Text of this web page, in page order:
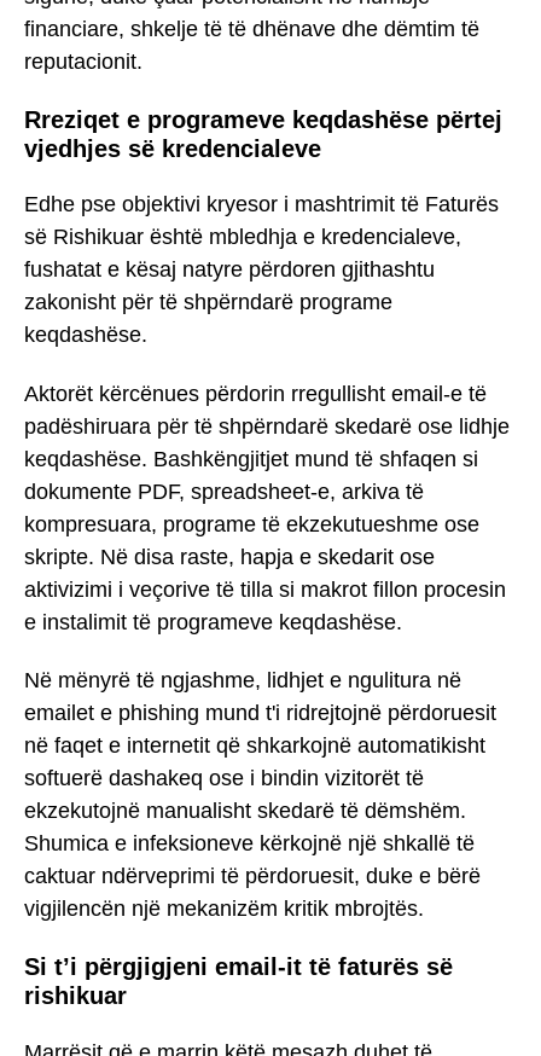
financiare, shkelje të të dhënave dhe dëmtim të
reputacionit.
Rreziqet e programeve keqdashëse përtej
vjedhjes së kredencialeve
Edhe pse objektivi kryesor i mashtrimit të Faturës
së Rishikuar është mbledhja e kredencialeve,
fushatat e kësaj natyre përdoren gjithashtu
zakonisht për të shpërndarë programe
keqdashëse.
Aktorët kërcënues përdorin rregullisht email-e të
padëshiruara për të shpërndarë skedarë ose lidhje
keqdashëse. Bashkëngjitjet mund të shfaqen si
dokumente PDF, spreadsheet-e, arkiva të
kompresuara, programe të ekzekutueshme ose
skripte. Në disa raste, hapja e skedarit ose
aktivizimi i veçorive të tilla si makrot fillon procesin
e instalimit të programeve keqdashëse.
Në mënyrë të ngjashme, lidhjet e ngulitura në
emailet e phishing mund t'i ridrejtojnë përdoruesit
në faqet e internetit që shkarkojnë automatikisht
softuerë dashakeq ose i bindin vizitorët të
ekzekutojnë manualisht skedarë të dëmshëm.
Shumica e infeksioneve kërkojnë një shkallë të
caktuar ndërveprimi të përdoruesit, duke e bërë
vigjilencën një mekanizëm kritik mbrojtës.
Si t’i përgjigjeni email-it të faturës së
rishikuar